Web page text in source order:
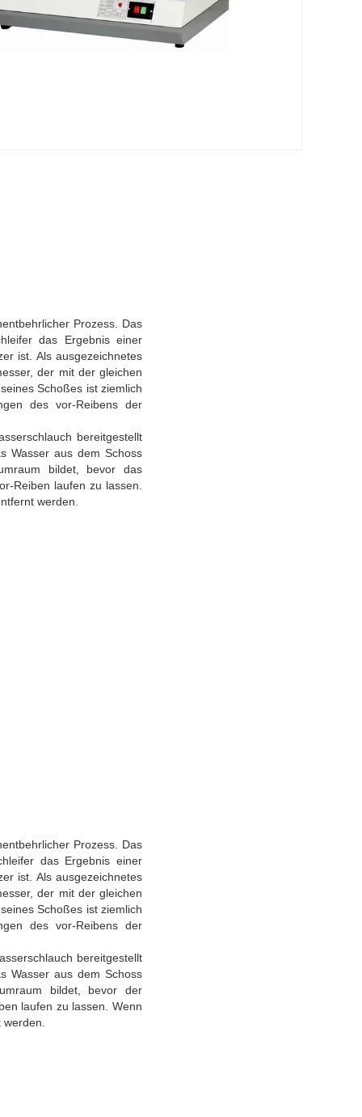
Prozess. Das
das Ergebnis einer
ist. Als ausgezeichnetes
der mit der gleichen
Schoßes ist ziemlich
des vor-Reibens der
bereitgestellt
Wasser aus dem Schoss
bildet, bevor das
Reiben laufen zu lassen.
werden.
Prozess. Das
das Ergebnis einer
ist. Als ausgezeichnetes
der mit der gleichen
Schoßes ist ziemlich
des vor-Reibens der
bereitgestellt
Wasser aus dem Schoss
bildet, bevor der
laufen zu lassen. Wenn